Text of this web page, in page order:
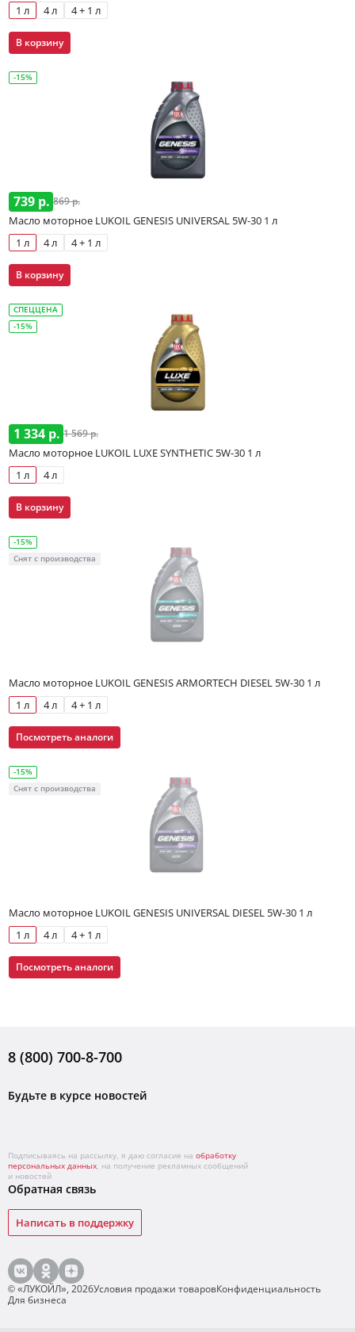
1 л
4 л 4 + 1 л
В корзину
-15%
739 р. 869 р.
Масло моторное LUKOIL GENESIS UNIVERSAL 5W-30 1 л
1 л
4 л 4 + 1 л
В корзину
СПЕЦЦЕНА
-15%
1 334 р. 1 569 р.
Масло моторное LUKOIL LUXE SYNTHETIC 5W-30 1 л
1 л
4 л
В корзину
-15%
Снят с производства
Масло моторное LUKOIL GENESIS ARMORTECH DIESEL 5W-30 1 л
1 л
4 л 4 + 1 л
Посмотреть аналоги
-15%
Снят с производства
Масло моторное LUKOIL GENESIS UNIVERSAL DIESEL 5W-30 1 л
1 л
4 л 4 + 1 л
Посмотреть аналоги
8 (800) 700-8-700
Будьте в курсе новостей
Подписываясь на рассылку, я даю согласие на обработку
персональных данных, на получение рекламных сообщений
и новостей
Обратная связь
Написать в поддержку
© «ЛУКОЙЛ», 2026Условия продажи товаровКонфиденциальность
Для бизнеса